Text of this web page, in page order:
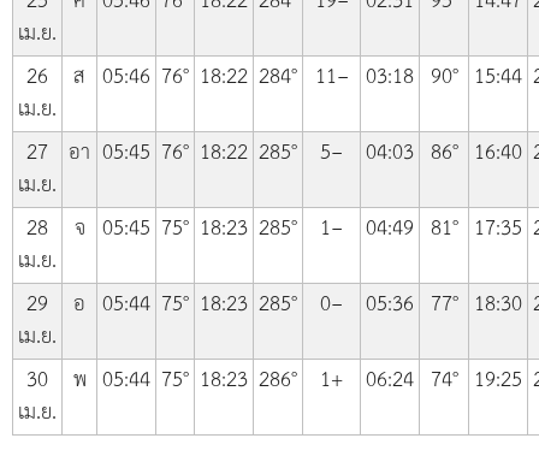
เม.ย.
26
เม.ย.
ส 05:46 76° 18:22 284° 11− 03:18 90° 15:44
27
เม.ย.
อา 05:45 76° 18:22 285° 5− 04:03 86° 16:40
28
เม.ย.
จ 05:45 75° 18:23 285° 1− 04:49 81° 17:35
29
เม.ย.
อ 05:44 75° 18:23 285° 0− 05:36 77° 18:30
30
เม.ย.
พ 05:44 75° 18:23 286° 1+ 06:24 74° 19:25